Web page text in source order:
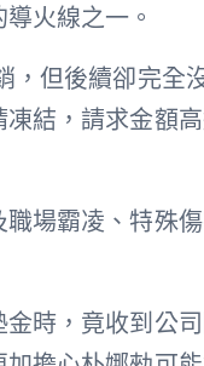
火線之一。
，但後續卻完全
結，請求金額
場霸凌、特殊
時，竟收到公